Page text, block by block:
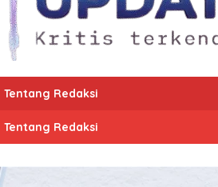
Tentang Redaksi
Tentang Redaksi